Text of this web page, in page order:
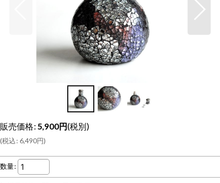
販売価格:5,900円(税別)
(税込: 6,490円)
数量: